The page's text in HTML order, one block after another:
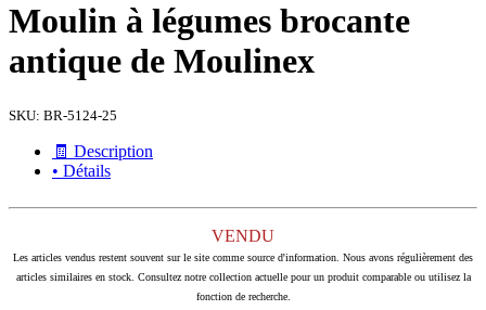
Moulin à légumes brocante
antique de Moulinex
SKU: BR-5124-25
🧾 Description
• Détails
VENDU
Les articles vendus restent souvent sur le site comme source d'information. Nous avons régulièrement des
articles similaires en stock. Consultez notre collection actuelle pour un produit comparable ou utilisez la
fonction de recherche.